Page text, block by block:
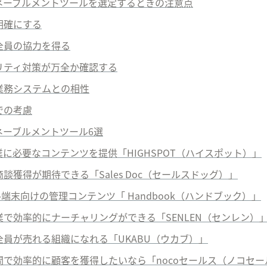
にする
の協力を得る
ィ対策が万全か確認する
システムとの相性
の考慮
ブルメントツール6選
必要なコンテンツを提供「HIGHSPOT （ハイスポット）」
談獲得が期待できる「Sales Doc （セールスドッグ）」
末向けの管理コンテンツ「 Handbook（ハンドブック）」
効率的にナーチャリングができる「SENLEN（センレン）」
が売れる組織になれる「UKABU（ウカブ）」
効率的に顧客を獲得したいなら「nocoセールス（ノコセー